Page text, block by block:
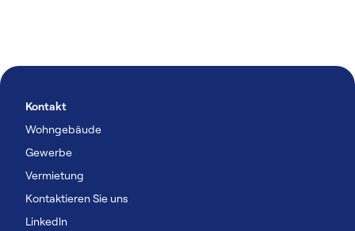
Kontakt
Wohngebäude
Gewerbe
Vermietung
Kontaktieren Sie uns
Linkedln